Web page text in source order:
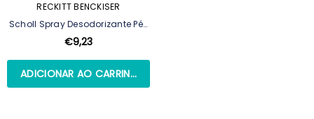
RECKITT BENCKISER
Scholl Spray Desodorizante Pés
150ml
€9,23
ADICIONAR AO CARRINHO